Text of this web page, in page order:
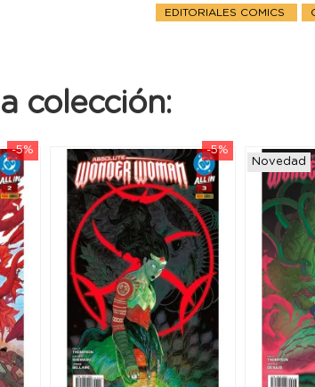
EDITORIALES COMICS
colección:
-5% -5%
Novedad